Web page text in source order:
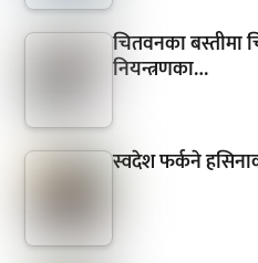
चितवनका बस्तीमा
नियन्त्रणका…
स्वदेश फर्कने